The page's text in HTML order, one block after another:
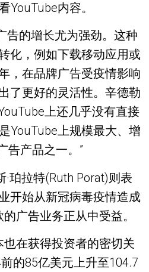
YouTube内容。
告的增长尤为强劲。这种
化，例如下载移动应用或
，在品牌广告受疫情影响
了更好的灵活性。辛德勒
上还几乎没有直接
YouTube上规模最大、增
告产品之一。”
珀拉特(Ruth Porat)则表
开始从新冠病毒疫情造成
广告业务正从中受益。
在获得投资者的密切关
的85亿美元上升至104.7